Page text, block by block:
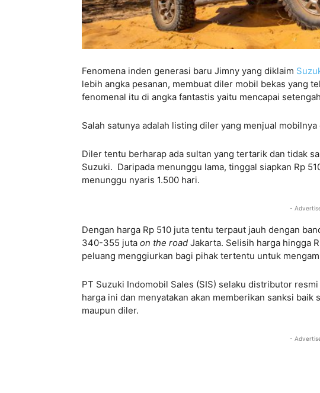
Fenomena inden generasi baru Jimny yang diklaim
lebih angka pesanan, membuat diler mobil bekas yang
fenomenal itu di angka fantastis yaitu mencapai
Salah satunya adalah listing diler yang menjual mobilnya
Diler tentu berharap ada sultan yang tertarik dan tidak
Suzuki. Daripada menunggu lama, tinggal siapkan Rp
menunggu nyaris 1.500 hari.
-
Dengan harga Rp 510 juta tentu terpaut jauh dengan
340-355 juta on the road Jakarta. Selisih harga hingga
peluang menggiurkan bagi pihak tertentu untuk
PT Suzuki Indomobil Sales (SIS) selaku distributor
harga ini dan menyatakan akan memberikan sanksi
maupun diler.
-